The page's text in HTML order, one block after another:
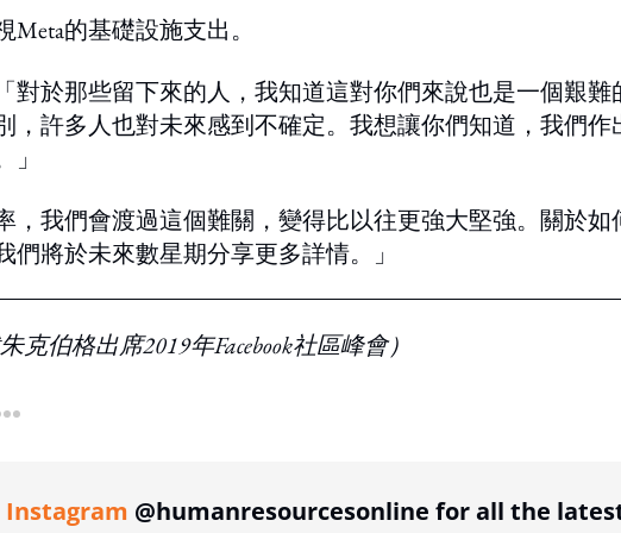
的基礎設施支出。
對於那些留下來的人，我知道這對你們來說也是一個艱難
，許多人也對未來感到不確定。我想讓你們知道，我們作
，我們會渡過這個難關，變得比以往更強大堅強。關於如
將於未來數星期分享更多詳情。」
克伯格出席2019年Facebook社區峰會）
more sharing option
Instagram @humanresourcesonline for all the